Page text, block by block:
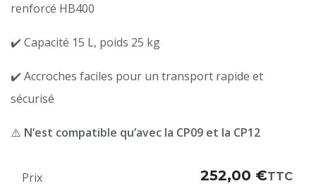
renforcé HB400
✔️ Capacité 15 L, poids 25 kg
✔️ Accroches faciles pour un transport rapide et
sécurisé
⚠️ N’est compatible qu’avec la CP09 et la CP12
Prix 252,00 €TTC